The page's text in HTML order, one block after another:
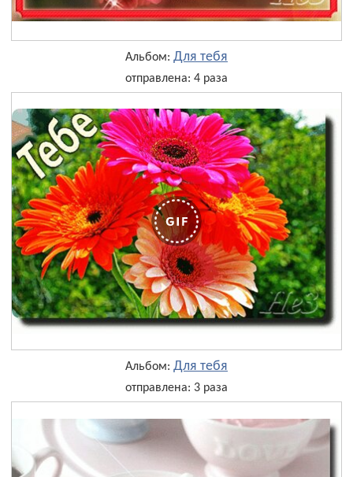
Альбом: Для тебя
отправлена: 4 раза
Альбом: Для тебя
отправлена: 3 раза